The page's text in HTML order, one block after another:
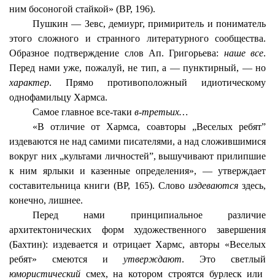
ним босоногой стайкой» (ВР, 196).
Пушкин — Зевс, демиург, примиритель и пониматель
этого сложного и странного литературного сообщества.
Образное подтверждение слов Ап. Григорьева: наше все.
Перед нами уже, пожалуй, не тип, а — пунктирный, — но
характер. Прямо противоположный идиотическому
однофамильцу Хармса.
Самое главное все-таки в-третьих…
«В отличие от Хармса, соавторы „Веселых ребят”
издеваются не над самими писателями, а над сложившимися
вокруг них „культами личностей”, вышучивают прилипшие
к ним ярлыки и казенные определения», — утверждает
составительница книги (ВР, 165). Слово издеваютсяздесь,
конечно, лишнее.
Перед нами принципиальное различие
архитектонических форм художественного завершения
(Бахтин): издевается и отрицает Хармс, авторы «Веселых
ребят» смеются и утверждают. Это светлый
юмористический смех, на котором строятся бурлеск или